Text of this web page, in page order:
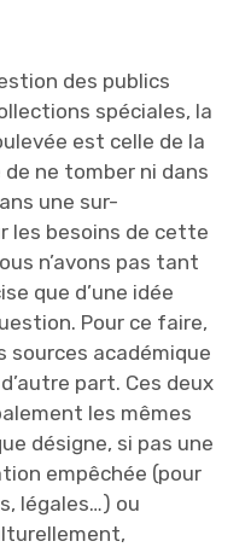
des publics
spéciales, la
est celle de la
ne tomber ni dans
une sur-
les besoins de cette
n’avons pas tant
que d’une idée
Pour ce faire,
sources académique
part. Ces deux
les mêmes
désigne, si pas une
empêchée (pour
légales…) ou